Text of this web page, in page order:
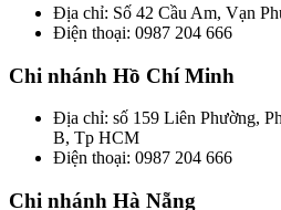
Địa chỉ: Số 42 Cầu Am, Vạn
Điện thoại: 0987 204 666
Chi nhánh Hồ Chí Minh
Địa chỉ: số 159 Liên Phường,
B, Tp HCM
Điện thoại: 0987 204 666
Chi nhánh Hà Nẵng